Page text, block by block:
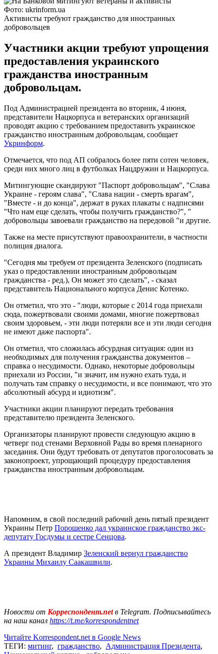
Фото: ukrinform.ua
Активисты требуют гражданство для иностранных
добровольцев
Участники акции требуют упрощения
предоставления украинского
гражданства иностранным
добровольцам.
Под Администрацией президента во вторник, 4 июня,
представители Нацкорпуса и ветеранских организаций
проводят акцию с требованием предоставить украинское
гражданство иностранным добровольцам, сообщает
Укринформ.
Отмечается, что под АП собралось более пяти сотен человек,
среди них много лиц в футболках Нацдружин и Нацкорпуса.
Митингующие скандируют "Паспорт добровольцам", "Слава
Украине - героям слава", "Слава нации - смерть врагам",
"Вместе - и до конца", держат в руках плакаты с надписями
"Что нам еще сделать, чтобы получить гражданство?", "
добровольцы завоевали гражданство на передовой "и другие.
Также на месте присутствуют правоохранители, в частности
полиция диалога.
"Сегодня мы требуем от президента Зеленского (подписать
указ о предоставлении иностранным добровольцам
гражданства - ред.), Он может это сделать", - сказал
представитель Национального корпуса Денис Котенко.
Он отметил, что это - "люди, которые с 2014 года приехали
сюда, пожертвовали своими домами, многие пожертвовал
своим здоровьем, - эти люди потеряли все и эти люди сегодня
не имеют даже паспорта".
Он отметил, что сложилась абсурдная ситуация: один из
необходимых для получения гражданства документов –
справка о несудимости. Однако, некоторые добровольцы
приехали из России, "и значит, им нужно ехать туда, и
получать там справку о несудимости, и все понимают, что это
абсолютный абсурд и идиотизм".
Участники акции планируют передать требования
представителю президента Зеленского.
Организаторы планируют провести следующую акцию в
четверг под стенами Верховной Рады во время пленарного
заседания. Они будут требовать от депутатов проголосовать за
законопроект, упрощающий процедуру предоставления
гражданства иностранным добровольцам.
Напомним, в свой последний рабочий день пятый президент
Украины Петр Порошенко дал украинское гражданство экс-
депутату Госдумы и сестре Сенцова.
А президент Владимир Зеленский вернул гражданство
Украины Михаилу Саакашвили.
Новости от Корреспондент.netв Telegram. Подписывайтесь
на наш канал https://t.me/korrespondentnet
Читайте Korrespondent.net в Google News
ТЕГИ: митинг, гражданство, Администрация Президента,